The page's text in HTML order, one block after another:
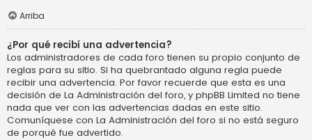
Arriba
¿Por qué recibí una advertencia?
Los administradores de cada foro tienen su propio conjunto de
reglas para su sitio. Si ha quebrantado alguna regla puede
recibir una advertencia. Por favor recuerde que esta es una
decisión de La Administración del foro, y phpBB Limited no tiene
nada que ver con las advertencias dadas en este sitio.
Comuníquese con La Administración del foro si no está seguro
de porqué fue advertido.